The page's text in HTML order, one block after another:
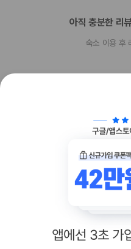
American Express
반려동물 허용 최대 무게(1마리
반려동물 허용 최대 무게(1마리
장애인 안내 동물은 요금 및 제한
반려동물 동반 가능
아직 충분한 리
숙소 이용 후
함께 가는 친구에
카카오